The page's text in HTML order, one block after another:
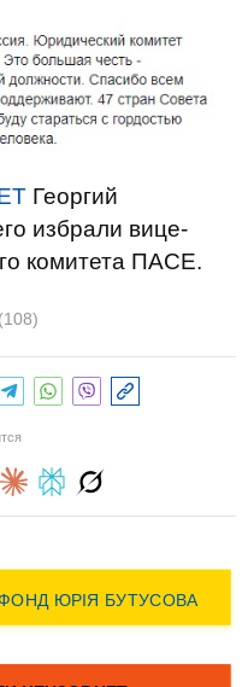
Георгий
избрали вице-
комитета ПАСЕ.
(108)